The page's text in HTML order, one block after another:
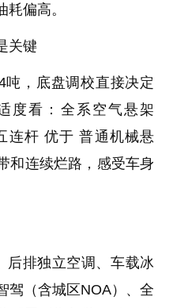
偏高。
关键
吨，底盘调校直接决定
度看：全系空气悬架
连杆 优于 普通机械悬
和连续烂路，感受车身
后排独立空调、车载冰
驾（含城区NOA）、全